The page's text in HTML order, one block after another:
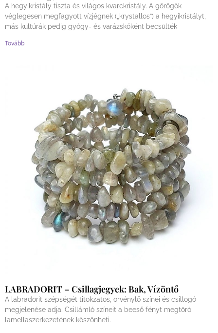
A hegyikristály tiszta és világos kvarckristály. A görögök
véglegesen megfagyott vízjégnek („krystallos”) a hegyikristályt,
más kultúrák pedig gyógy- és varázskőként becsülték
Tovább
LABRADORIT – Csillagjegyek: Bak, Vízöntő
A labradorit szépségét titokzatos, örvénylő színei és csillogó
megjelenése adja. Csillámló színeit a beeső fényt megtörő
lamellaszerkezetének köszönheti.